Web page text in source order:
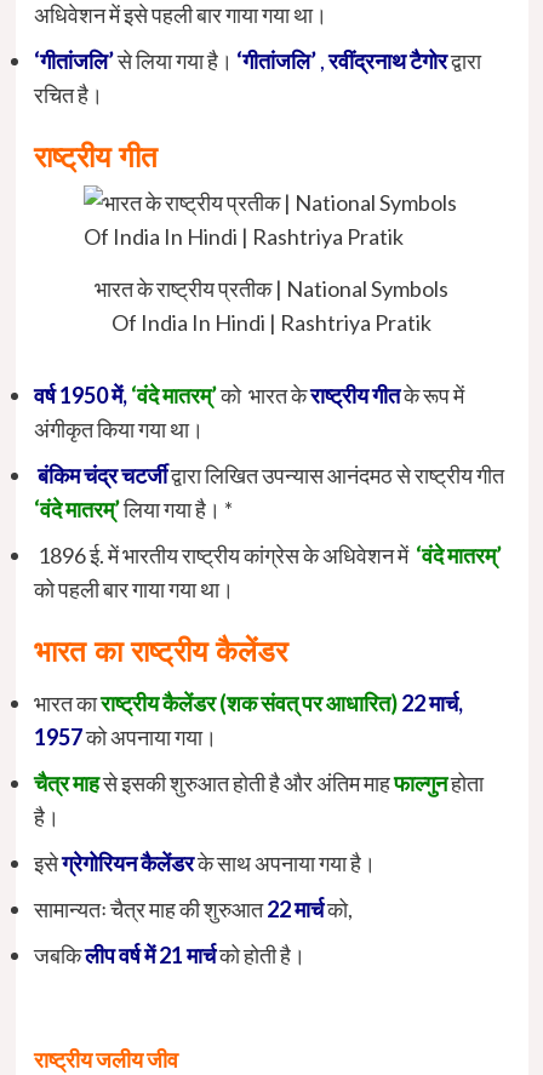
अधिवेशन में इसे पहली बार गाया गया था।
‘गीतांजलि’से लिया गया है। ‘गीतांजलि’,रवींद्रनाथ टैगोरद्वारा
रचित है।
राष्ट्रीय गीत
भारत के राष्ट्रीय प्रतीक | National Symbols
Of India In Hindi | Rashtriya Pratik
वर्ष 1950 में, ‘वंदे मातरम्’को भारत केराष्ट्रीय गीतके रूप में
अंगीकृत किया गया था।
बंकिम चंद्र चटर्जीद्वारा लिखित उपन्यास आनंदमठ से राष्ट्रीय गीत
‘वंदे मातरम्’लिया गया है। *
1896 ई. में भारतीय राष्ट्रीय कांग्रेस के अधिवेशन में ‘वंदे मातरम्’
को पहली बार गाया गया था।
भारत का राष्ट्रीय कैलेंडर
भारत काराष्ट्रीय कैलेंडर (शक संवत् पर आधारित) 22 मार्च,
1957को अपनाया गया।
चैत्र माहसे इसकी शुरुआत होती है और अंतिम माहफाल्गुनहोता
है।
इसेग्रेगोरियन कैलेंडरके साथ अपनाया गया है।
सामान्यतः चैत्र माह की शुरुआत22 मार्चको,
जबकिलीप वर्ष में21 मार्चको होती है।
राष्ट्रीय जलीय जीव